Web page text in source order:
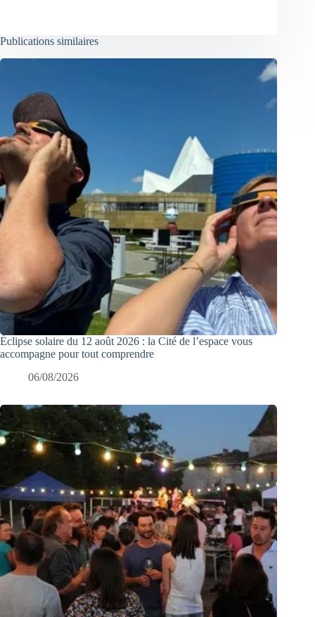
Publications similaires
Éclipse solaire du 12 août 2026 : la Cité de l’espace vous
accompagne pour tout comprendre
06/08/2026